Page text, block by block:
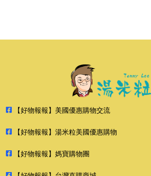
【好物報報】美國優惠購物交流
【好物報報】湯米粒美國優惠購物
【好物報報】媽寶購物團